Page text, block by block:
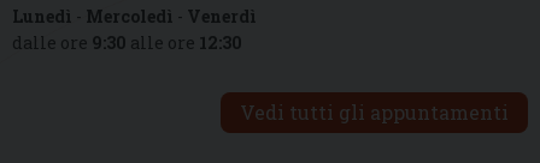
Lunedì - Mercoledì - Venerdì
dalle ore 9:30 alle ore 12:30
Vedi tutti gli appuntamenti